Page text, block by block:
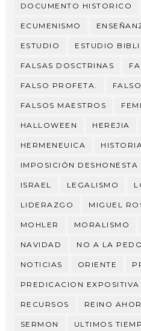
DOCUMENTO HISTORICO
ECUMENISMO
ESTUDIO ESTUDIO
FALSAS DOSCTRINAS
FALSO PROFETA.
FALSOS MAESTROS
HALLOWEEN HEREJIA
HERMENEUICA HISTORIA
IMPOSICIÓN DESHONESTA
ISRAEL LEGALISMO
LIDERAZGO MIGUEL
MOHLER MORALISMO
NAVIDAD NO A LA
NOTICIAS ORIENTE
PREDICACION EXPOSITIVA
RECURSOS REINO
SERMON ULTIMOS